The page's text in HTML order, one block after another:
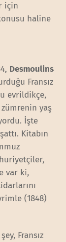
için
haline
Desmoulins
Fransız
evrildikçe,
yaş
İşte
Kitabın
var ki,
(1848)
Fransız